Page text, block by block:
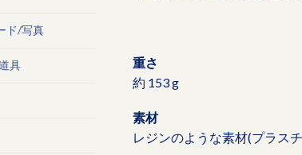
重さ
約 153 g
素材
レジンのような素材(プラス
ド/写真
具